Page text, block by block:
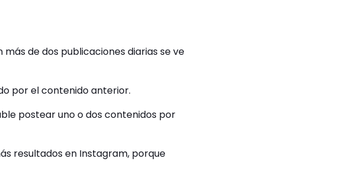
de dos publicaciones diarias se ve
por el contenido anterior.
postear uno o dos contenidos por
resultados en Instagram, porque